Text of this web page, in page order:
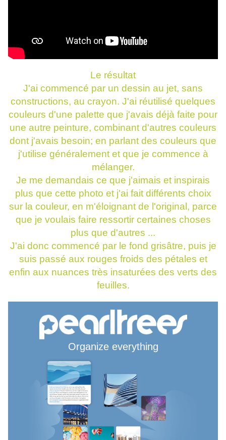
Le résultat
J'ai commencé par un dessin au jet, sans
constructions, au crayon. J'ai réutilisé quelques
couleurs d'une palette que j'avais déjà faite pour
une autre peinture, combinant d'autres couleurs
dont j'avais besoin; en parlant des couleurs que
j'utilise généralement et que je commence à
mélanger.
Je me demandais ce que j'aimais et inspirais
plus que cette photo et j'ai fait différents choix
sur la couleur, en m'éloignant de l'original, parce
que je voulais faire ressortir certaines choses
plus que d'autres ...
J'ai donc commencé par le fond grisâtre, puis je
suis passé aux rouges froids des pétales et
enfin aux nuances très insaturées des verts des
feuilles.